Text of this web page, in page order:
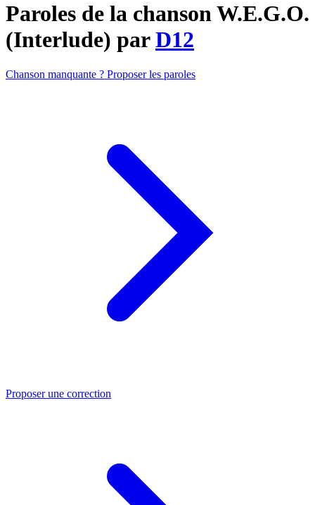
Paroles de la chanson W.E.G.O.
(Interlude) parD12
Chanson manquante ? Proposer les paroles
Proposer une correction